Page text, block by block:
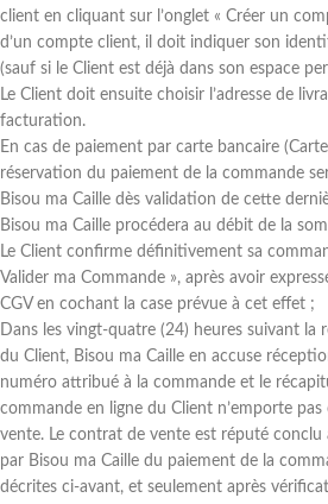
client en cliquant sur l’onglet « Créer un
d’un compte client, il doit indiquer son
(sauf si le Client est déjà dans son espace
Le Client doit ensuite choisir l’adresse de
facturation.
En cas de paiement par carte bancaire
réservation du paiement de la commande
Bisou ma Caille dès validation de cette
Bisou ma Caille procédera au débit de la
Le Client confirme définitivement sa
Valider ma Commande », après avoir
CGV en cochant la case prévue à cet effet ;
Dans les vingt-quatre (24) heures suivant la
du Client, Bisou ma Caille en accuse
numéro attribué à la commande et le
commande en ligne du Client n’emporte
vente. Le contrat de vente est réputé
par Bisou ma Caille du paiement de la
décrites ci-avant, et seulement après